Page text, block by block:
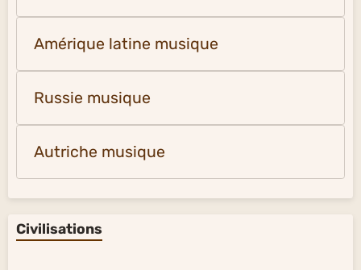
Amérique latine musique
Russie musique
Autriche musique
Civilisations